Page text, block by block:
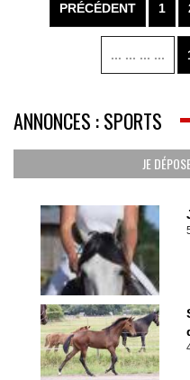
PRÉCÉDENT 1
... ... ... ...
ANNONCES : SPORTS
JE